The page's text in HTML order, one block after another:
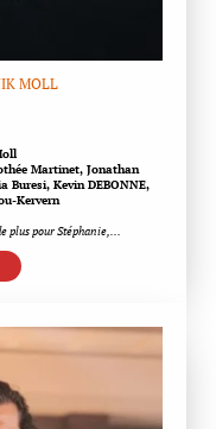
MOLL
Martinet, Jonathan
Buresi, Kevin DEBONNE,
Kervern
plus pour Stéphanie,…